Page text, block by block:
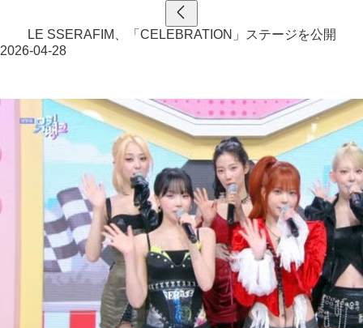
LE SSERAFIM、「CELEBRATION」ステージを公開
2026-04-28